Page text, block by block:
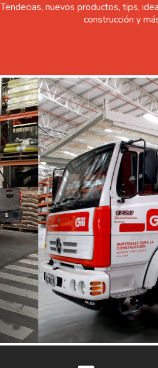
Tendecias, nuevos productos, tips,
construcción y